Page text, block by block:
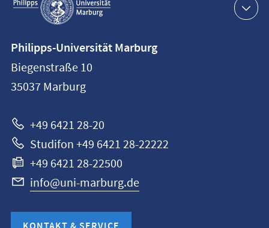
Navigation
Philipps-
Universität
Marburg
Philipps-Universität Marburg
Biegenstraße 10
35037 Marburg
+49 6421 28-20
Studifon +49 6421 28-22222
+49 6421 28-22500
info@uni-marburg.de